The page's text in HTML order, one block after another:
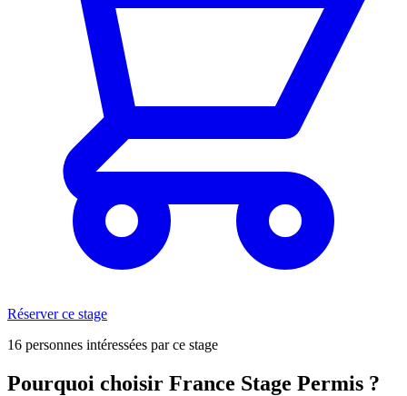
Réserver ce stage
16 personnes intéressées par ce stage
Pourquoi choisir France Stage Permis ?